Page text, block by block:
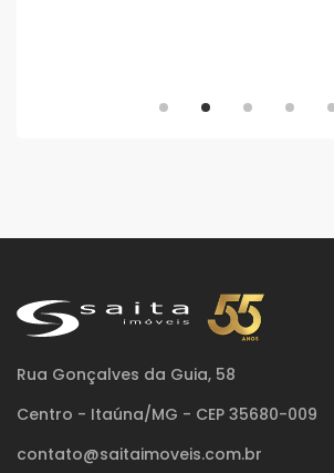
Rua Gonçalves da Guia, 58
Centro - Itaúna/MG - CEP 35680-009
contato@saitaimoveis.com.br